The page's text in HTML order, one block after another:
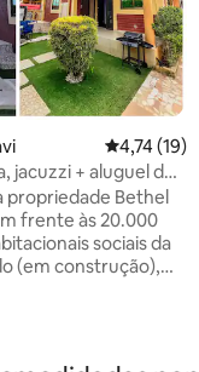
4,74 de
4,74 (19)
jacuzzi + aluguel de
propriedade Bethel
frente às 20.000
sociais da
(em construção),